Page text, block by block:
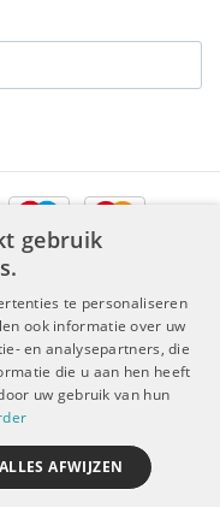
& Privacy Protocol |
10 (5909 beoordelingen)
gebruik
te personaliseren
ook informatie over uw
en analysepartners, die
die u aan hen heeft
uw gebruik van hun
ALLES AFWIJZEN